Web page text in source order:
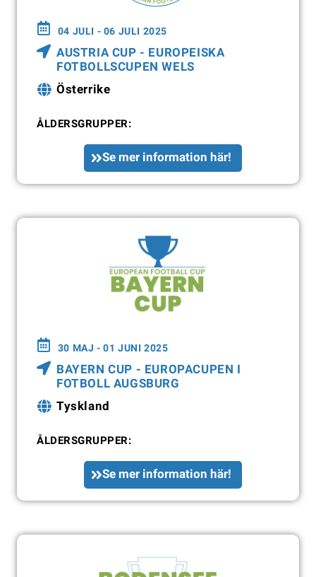
04 JULI - 06 JULI 2025
AUSTRIA CUP - EUROPEISKA
FOTBOLLSCUPEN WELS
Österrike
ÅLDERSGRUPPER:
Se mer information här!
30 MAJ - 01 JUNI 2025
BAYERN CUP - EUROPACUPEN I
FOTBOLL AUGSBURG
Tyskland
ÅLDERSGRUPPER:
Se mer information här!